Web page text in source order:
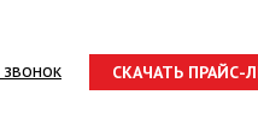
звонок СКАЧАТЬ ПРАЙС-